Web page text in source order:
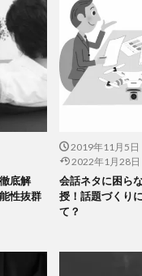
底解
性抜群
2019年11月5日
2022年1月28日
会話ネタに困ら
授！話題づくり
て？